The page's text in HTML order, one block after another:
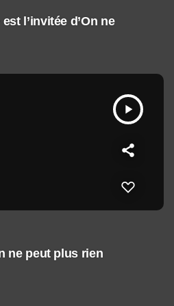
l’invitée d’On ne
play_arrow
ne peut plus rien